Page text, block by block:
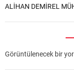
ALİHAN DEMİREL
Görüntülenecek bir